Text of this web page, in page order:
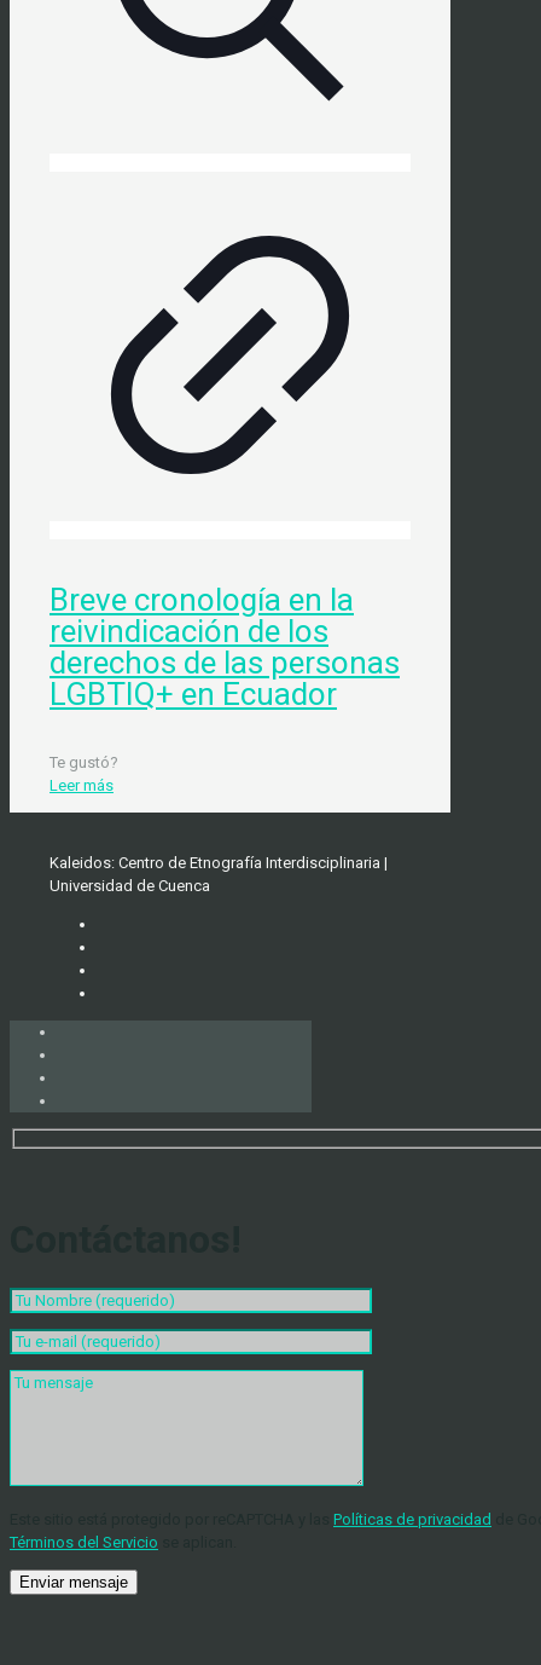
Breve cronología en la
reivindicación de los
derechos de las personas
LGBTIQ+ en Ecuador
Te gustó?
Leer más
Kaleidos: Centro de Etnografía Interdisciplinaria |
Universidad de Cuenca
Políticas de privacidad
Términos del Servicio